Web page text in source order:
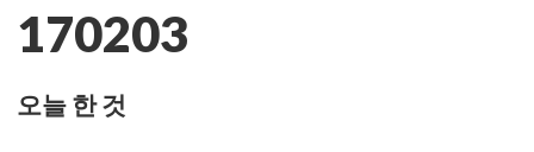
170203
오늘 한 것